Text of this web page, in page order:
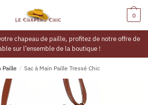
0
chapeau de paille, profitez de notre offre de
sur l’ensemble de la boutique !
Paille / Sac à Main Paille Tressé Chic